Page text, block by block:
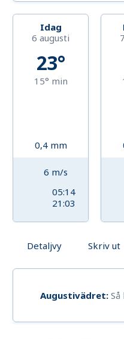
Idag
6 augusti
23°
15° min
0,4 mm
6 m/s
05:14
21:03
Detaljvy Skriv ut
Augustivädret: